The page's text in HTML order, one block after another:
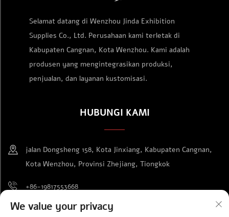
Selamat datang di Wenzhou Jinda Exhibition
Supplies Co., Ltd. Perusahaan kami terletak di
Kabupaten Cangnan, Kota Wenzhou. Kami adalah
produsen yang mengintegrasikan produksi,
penjualan, dan layanan kustomisasi.
HUBUNGI KAMI
jalan Dongsheng 158, Kota Jinxiang, Kabupaten Cangnan,
Kota Wenzhou, Provinsi Zhejiang, Tiongkok
+86-19817553668
[email protected]
We value your privacy